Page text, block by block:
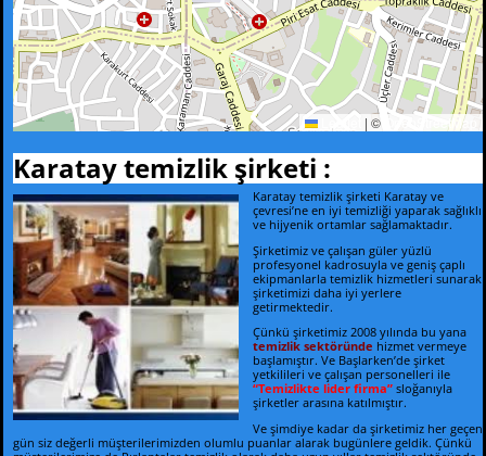
| © OpenStreetMap
Karatay temizlik şirketi :
Karatay temizlik şirketi Karatay ve
çevresi’ne en iyi temizliği yaparak sağlıklı
ve hijyenik ortamlar sağlamaktadır.
Şirketimiz ve çalışan güler yüzlü
profesyonel kadrosuyla ve geniş çaplı
ekipmanlarla temizlik hizmetleri sunarak
şirketimizi daha iyi yerlere
getirmektedir.
Çünkü şirketimiz 2008 yılında bu yana
temizlik sektöründe hizmet vermeye
başlamıştır. Ve Başlarken’de şirket
yetkilileri ve çalışan personelleri ile
“Temizlikte lider firma” sloğanıyla
şirketler arasına katılmıştır.
Ve şimdiye kadar da şirketimiz her geçen
gün siz değerli müşterilerimizden olumlu puanlar alarak bugünlere geldik. Çünkü